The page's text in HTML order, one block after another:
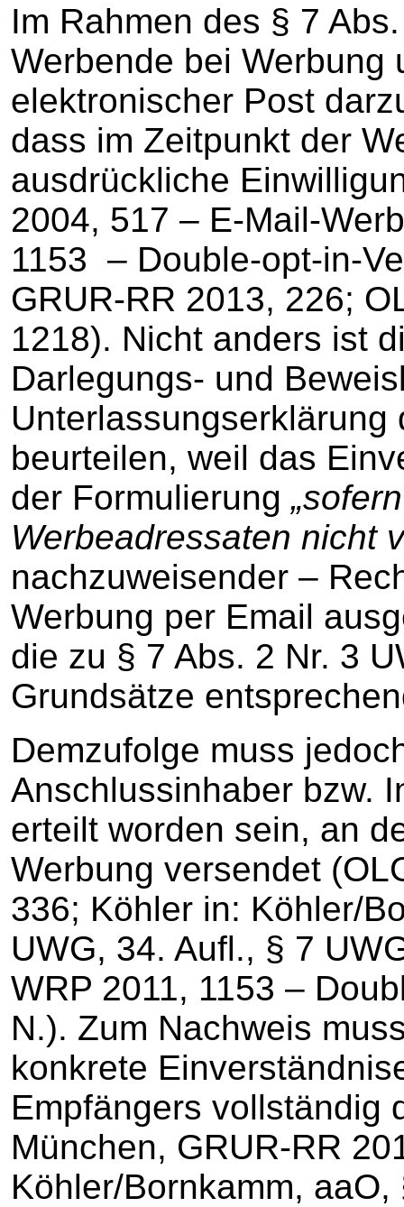
Im Rahmen des § 7
Werbende bei Werbung
elektronischer Post
dass im Zeitpunkt der
ausdrückliche
2004, 517 – E-Mail-
1153 – Double-opt-in-
GRUR-RR 2013, 226;
1218). Nicht anders ist
Darlegungs- und
Unterlassungserklärung
beurteilen, weil das
der Formulierung
Werbeadressaten nicht
nachzuweisender –
Werbung per Email
die zu § 7 Abs. 2 Nr. 3
Grundsätze
Demzufolge muss
Anschlussinhaber bzw.
erteilt worden sein, an
Werbung versendet
336; Köhler in: Köhler/
UWG, 34. Aufl., § 7
WRP 2011, 1153 –
N.). Zum Nachweis
konkrete
Empfängers vollständig
München, GRUR-RR
Köhler/Bornkamm,